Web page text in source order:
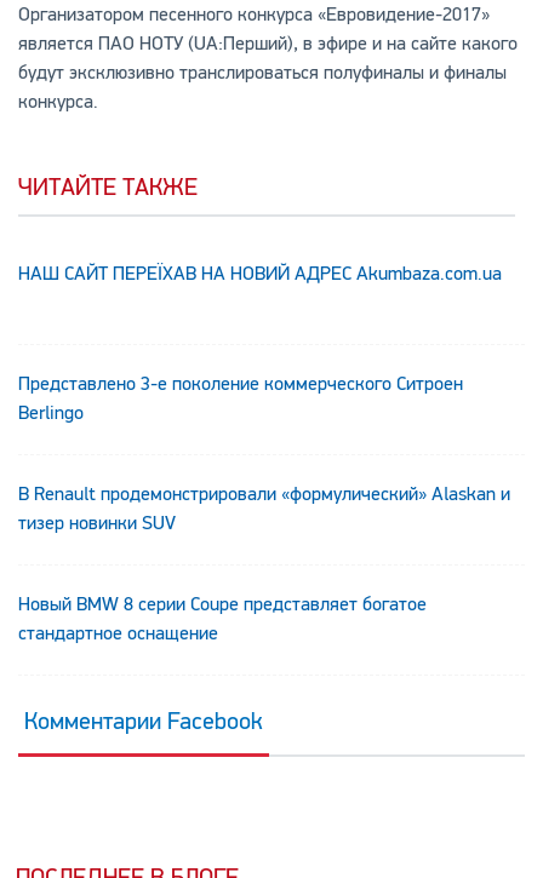
Организатором песенного конкурса «Евровидение-2017»
является ПАО НОТУ (UA:Перший), в эфире и на сайте какого
будут эксклюзивно транслироваться полуфиналы и финалы
конкурса.
ЧИТАЙТЕ ТАКЖЕ
НАШ САЙТ ПЕРЕЇХАВ НА НОВИЙ АДРЕС Аkumbaza.com.ua
Представлено 3-е поколение коммерческого Ситроен
Berlingo
В Renault продемонстрировали «формулический» Alaskan и
тизер новинки SUV
Новый BMW 8 серии Coupe представляет богатое
стандартное оснащение
Комментарии Facebook